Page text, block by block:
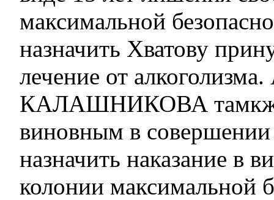
максимальной
назначить Хватову
лечение от алкоголизма.
КАЛАШНИКОВА тамкже
виновным в совершении
назначить наказание в
колонии максимальной